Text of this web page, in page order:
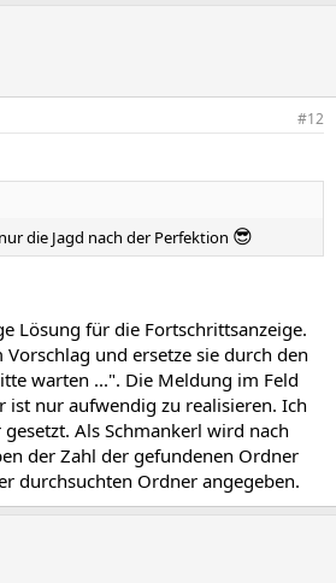
#12
die Jagd nach der Perfektion 😎
Lösung für die Fortschrittsanzeige.
und ersetze sie durch den
warten ...". Die Meldung im Feld
ist nur aufwendig zu realisieren. Ich
Als Schmankerl wird nach
der Zahl der gefundenen Ordner
durchsuchten Ordner angegeben.